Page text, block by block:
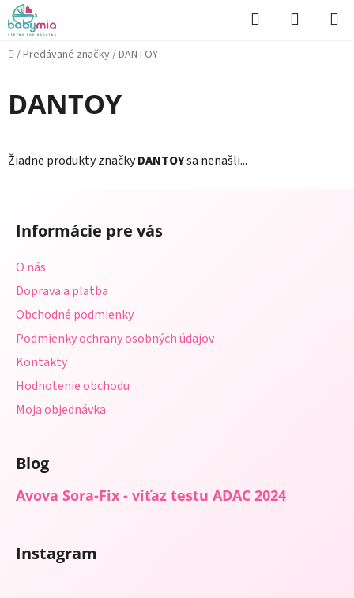
Prejsť
na
obsah
Hľadať
KOŠÍK
Domov
/Predávané značky/DANTOY
DANTOY
Žiadne produkty značkyDANTOYsa nenašli...
Informácie pre vás
O nás
Doprava a platba
Obchodné podmienky
Podmienky ochrany osobných údajov
Kontakty
Hodnotenie obchodu
Moja objednávka
Blog
Avova Sora-Fix - víťaz testu ADAC 2024
Instagram